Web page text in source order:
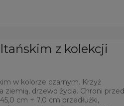
z kolekcji
w kolorze czarnym. Krzyż
ziemią, drzewo życia. Chroni przed
cm + 7,0 cm przedłużki,